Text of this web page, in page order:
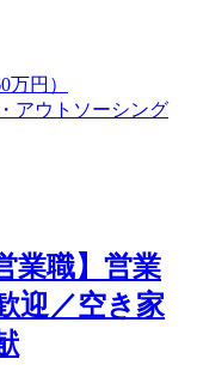
円）
アウトソーシング
業職】営業
迎／空き家